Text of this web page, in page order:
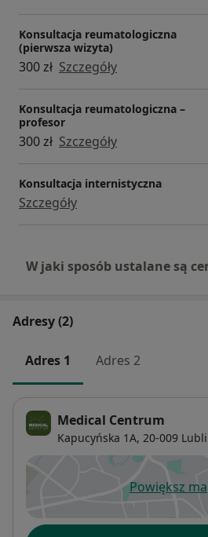
Konsultacja reumatologiczna
(pierwsza wizyta)
300 zł Szczegóły
Konsultacja reumatologiczna –
profesor
300 zł Szczegóły
Konsultacja internistyczna
Szczegóły
W jaki sposób ustalane są
Adresy (2)
Adres 1 Adres 2
Medical Centrum
Kapucyńska 1A, 20-009
Powiększ
Dostępność